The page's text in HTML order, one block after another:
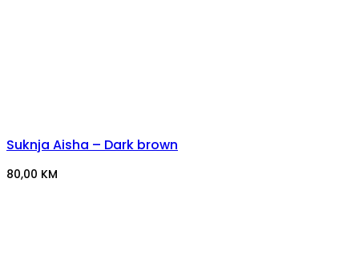
Suknja Aisha – Dark brown
80,00 KM